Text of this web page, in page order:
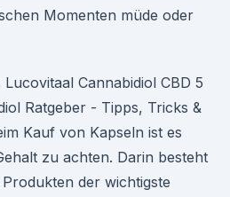
Momenten müde oder
Cannabidiol CBD 5
Ratgeber - Tipps, Tricks &
Kauf von Kapseln ist es
zu achten. Darin besteht
der wichtigste